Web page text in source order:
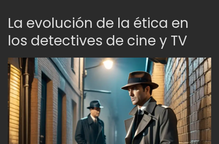
La evolución de la ética en
los detectives de cine y TV